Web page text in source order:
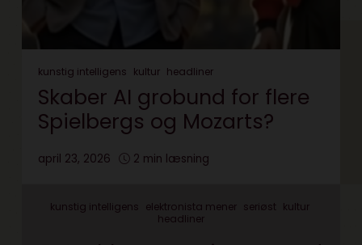
kunstig intelligens kultur headliner
Skaber AI grobund for flere
Spielbergs og Mozarts?
april 23, 2026 2 min læsning
kunstig intelligens elektronista mener seriøst kultur
headliner